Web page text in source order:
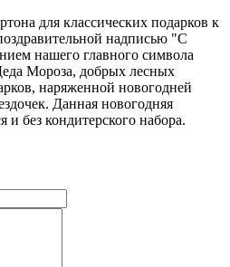
для классических подарков к
надписью "С
нашего главного символа
Мороза, добрых лесных
наряженной новогодней
Данная новогодняя
и без кондитерского набора.